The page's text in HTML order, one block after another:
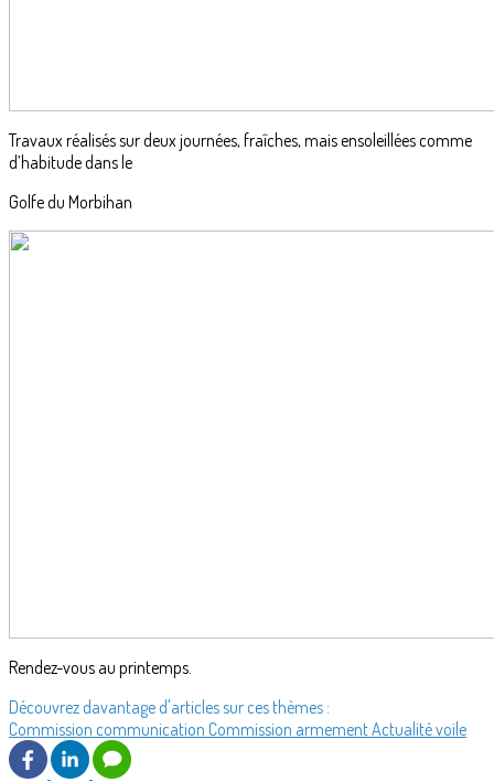
Travaux réalisés sur deux journées, fraîches, mais ensoleillées comme
d’habitude dans le
Golfe du Morbihan
Rendez-vous au printemps.
Découvrez davantage d'articles sur ces thèmes :
Commission communication Commission armementActualité voile